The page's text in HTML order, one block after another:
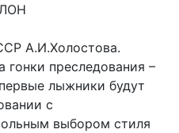
А.И.Холостова.
преследования –
лыжники будут
с
выбором стиля